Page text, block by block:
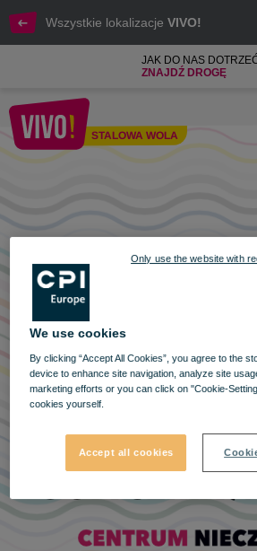
Wszystkie lokalizacje VIVO!
JAK DO NAS
ZNAJDŹ DROGĘ
STALOWA WOLA
Godziny otwarcia 6 stycznia
We use cookies
By clicking “Accept All Cookies”, you agree to the
device to enhance site navigation, analyze site
marketing efforts or you can click on "Cookie-
cookies yourself.
Accept all cookies
Only use the website with